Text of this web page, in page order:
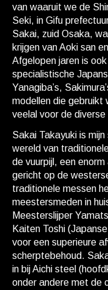
van waaruit we de
Seki, in Gifu
Sakai, zuid Osaka,
krijgen van Aoki san
Afgelopen jaren is
specialistische
Yanagiba’s,
modellen die gebruikt
veelal voor de
Sakai Takayuki is
wereld van
de vuurpijl, een
gericht op de
traditionele messen
meestersmeden in
Meesterslijper
Kaiten Toshi
voor een superieure
scherptebehoud.
in bij Aichi steel
onder andere met de